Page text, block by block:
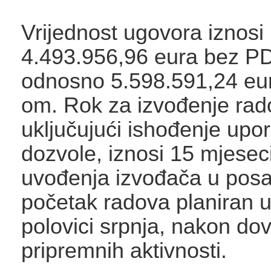
Vrijednost ugovora iznosi
4.493.956,96 eura bez
odnosno 5.598.591,24
om. Rok za izvođenje
uključujući ishođenje
dozvole, iznosi 15
uvođenja izvođača u
početak radova planiran
polovici srpnja, nakon
pripremnih aktivnosti.